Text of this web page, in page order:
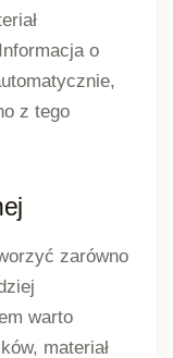
o
z tego
zarówno
warto
materiał